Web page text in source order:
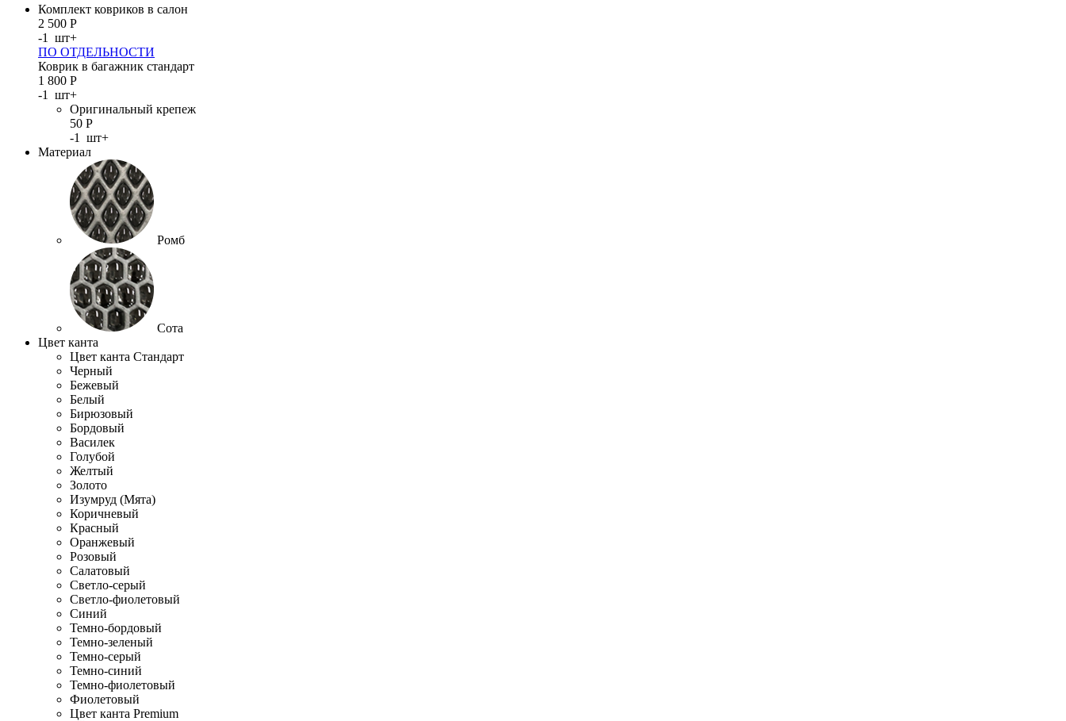
Комплект ковриков в салон
2 500 Р
-1 шт+
ПО ОТДЕЛЬНОСТИ
Коврик в багажник стандарт
1 800 Р
-1 шт+
Оригинальный крепеж
50 Р
-1 шт+
Материал
Ромб
Сота
Цвет канта
Цвет канта Стандарт
Черный
Бежевый
Белый
Бирюзовый
Бордовый
Василек
Голубой
Желтый
Золото
Изумруд (Мята)
Коричневый
Красный
Оранжевый
Розовый
Салатовый
Светло-серый
Светло-фиолетовый
Синий
Темно-бордовый
Темно-зеленый
Темно-серый
Темно-синий
Темно-фиолетовый
Фиолетовый
Цвет канта Premium